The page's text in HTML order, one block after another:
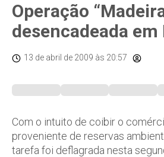
Operação
desencadeada em
13 de abril de 2009 às 20:57
Com o intuito de coibir o
proveniente de reservas
tarefa foi deflagrada nesta